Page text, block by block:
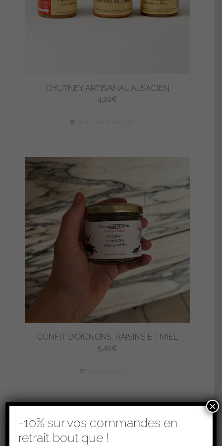
CHUTNEY ARTISANAL ALSACIEN
4,20€
CONFIT D’OIGNONS, RAISINS ET MIEL
5,40€
-10% sur vos commandes en
retrait boutique !
×